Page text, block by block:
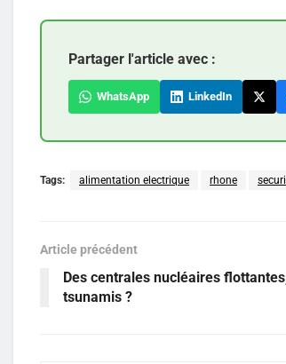
Partager l'article avec :
WhatsApp LinkedIn
Tags: alimentation electrique rhone
Article précédent
Des centrales nucléaires
tsunamis ?